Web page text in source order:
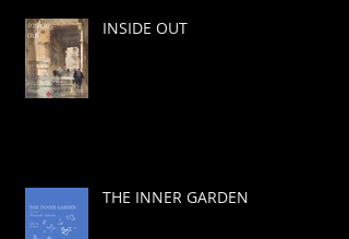
INSIDE OUT
THE INNER GARDEN